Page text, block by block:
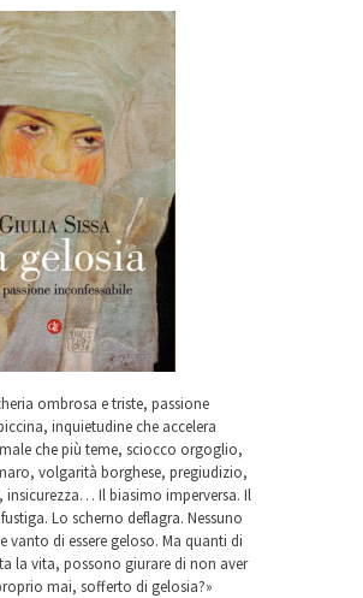
ombrosa e triste, passione
inquietudine che accelera
che più teme, sciocco orgoglio,
volgarità borghese, pregiudizio,
insicurezza… Il biasimo imperversa. Il
Lo scherno deflagra. Nessuno
vanto di essere geloso. Ma quanti di
la vita, possono giurare di non aver
mai, sofferto di gelosia?»